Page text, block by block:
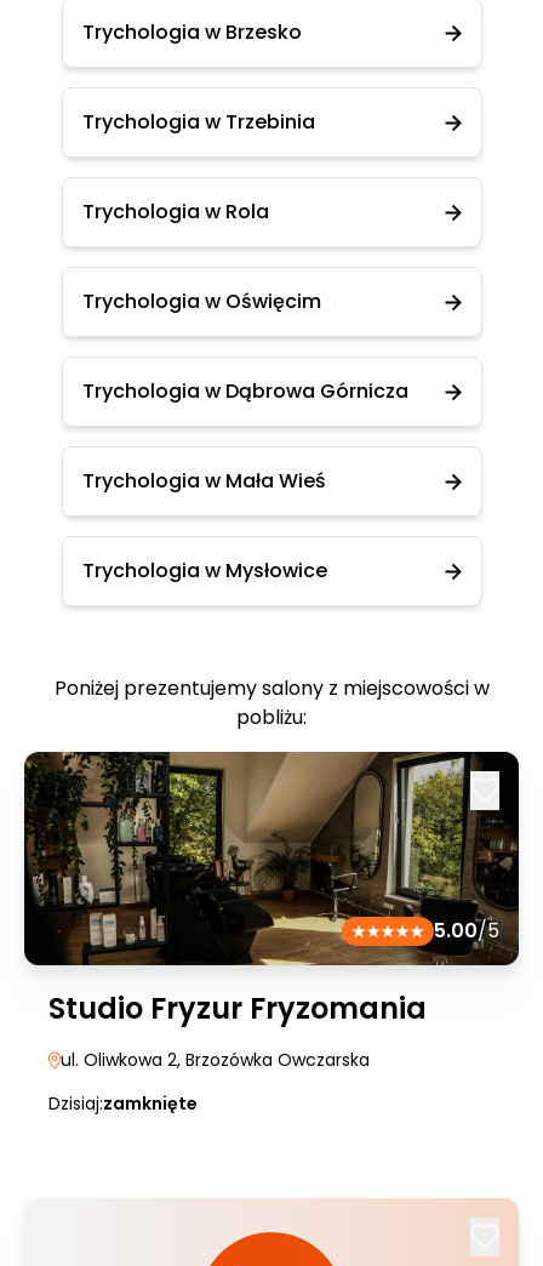
Trychologia w Brzesko
Trychologia w Trzebinia
Trychologia w Rola
Trychologia w Oświęcim
Trychologia w Dąbrowa Górnicza
Trychologia w Mała Wieś
Trychologia w Mysłowice
Poniżej prezentujemy salony z miejscowości w
pobliżu:
5.00/5
Studio Fryzur Fryzomania
ul. Oliwkowa 2, Brzozówka Owczarska
Dzisiaj:zamknięte